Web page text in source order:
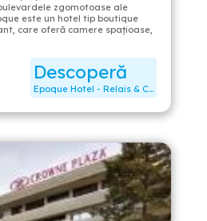
zgomotoase ale
este un hotel tip boutique
care oferă camere spațioase,
Descoperă
Epoque Hotel - Relais & Chateaux